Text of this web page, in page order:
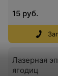
15 руб.
Лазерная
ягодиц